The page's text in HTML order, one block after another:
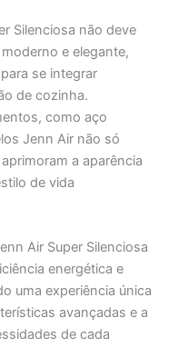
Silenciosa não deve
e elegante,
se integrar
de cozinha.
como aço
Jenn Air não só
a aparência
de vida
Air Super Silenciosa
energética e
uma experiência única
avançadas e a
de cada